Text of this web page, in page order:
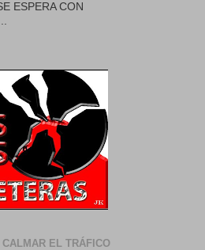
ESPERA CON
CALMAR EL TRÁFICO